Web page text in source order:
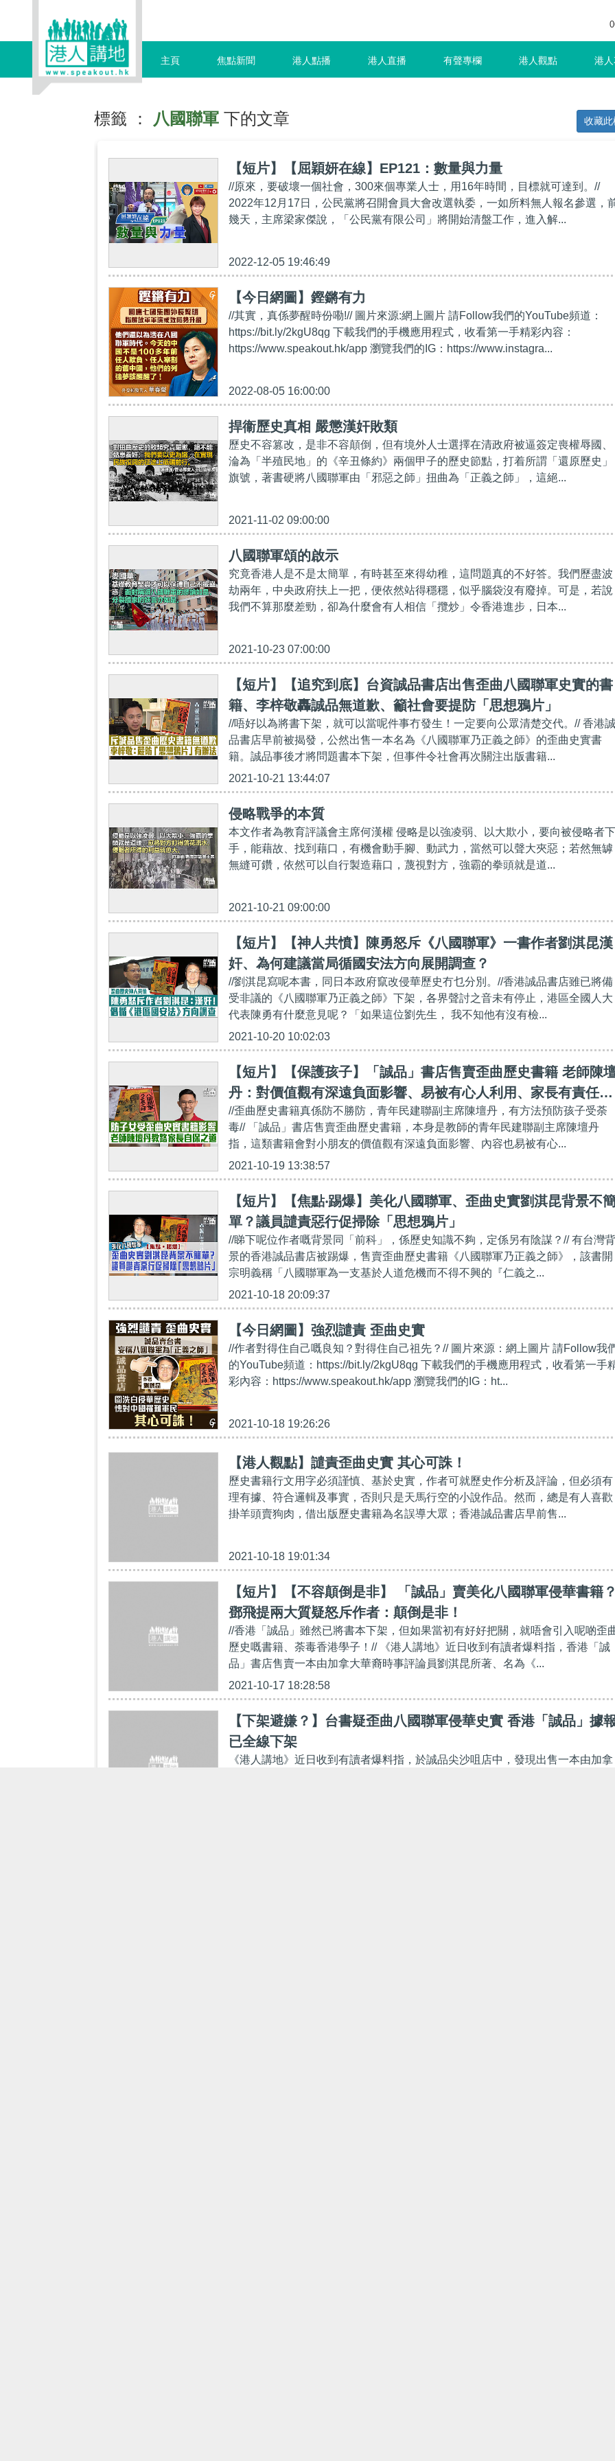
主頁 焦點新聞 港人點播 港人直播 有聲專欄 港人觀點 港
標籤 ： 八國聯軍 下的文章 收藏此
【短片】【屈穎妍在線】EP121：數量與力量
//原來，要破壞一個社會，300來個專業人士，用16年時間，目標就可達到。//
2022年12月17日，公民黨將召開會員大會改選執委，一如所料無人報名參選，
幾天，主席梁家傑說，「公民黨有限公司」將開始清盤工作，進入解...
2022-12-05 19:46:49
【今日網圖】鏗鏘有力
//其實，真係夢醒時份嘞!// 圖片來源:網上圖片 請Follow我們的YouTube頻道：
https://bit.ly/2kgU8qg 下載我們的手機應用程式，收看第一手精彩內容：
https://www.speakout.hk/app 瀏覽我們的IG：https://www.instagra...
2022-08-05 16:00:00
捍衞歷史真相 嚴懲漢奸敗類
歷史不容篡改，是非不容顛倒，但有境外人士選擇在清政府被逼簽定喪權辱國、
淪為「半殖民地」的《辛丑條約》兩個甲子的歷史節點，打着所謂「還原歷史」
旗號，著書硬將八國聯軍由「邪惡之師」扭曲為「正義之師」，這絕...
2021-11-02 09:00:00
八國聯軍頌的啟示
究竟香港人是不是太簡單，有時甚至來得幼稚，這問題真的不好答。我們歷盡波
劫兩年，中央政府扶上一把，便依然站得穩穩，似乎腦袋沒有廢掉。可是，若說
我們不算那麼差勁，卻為什麼會有人相信「攬炒」令香港進步，日本...
2021-10-23 07:00:00
【短片】【追究到底】台資誠品書店出售歪曲八國聯軍史實的書
籍、李梓敬轟誠品無道歉、籲社會要提防「思想鴉片」
//唔好以為將書下架，就可以當呢件事冇發生！一定要向公眾清楚交代。// 香港誠
品書店早前被揭發，公然出售一本名為《八國聯軍乃正義之師》的歪曲史實書
籍。誠品事後才將問題書本下架，但事件令社會再次關注出版書籍...
2021-10-21 13:44:07
侵略戰爭的本質
本文作者為教育評議會主席何漢權 侵略是以強凌弱、以大欺小，要向被侵略者下
手，能藉故、找到藉口，有機會動手腳、動武力，當然可以聲大夾惡；若然無罅
無縫可鑽，依然可以自行製造藉口，蔑視對方，強霸的拳頭就是道...
2021-10-21 09:00:00
【短片】【神人共憤】陳勇怒斥《八國聯軍》一書作者劉淇昆漢
奸、為何建議當局循國安法方向展開調查？
//劉淇昆寫呢本書，同日本政府竄改侵華歷史冇乜分別。//香港誠品書店雖已將備
受非議的《八國聯軍乃正義之師》下架，各界聲討之音未有停止，港區全國人大
代表陳勇有什麼意見呢？「如果這位劉先生， 我不知他有沒有檢...
2021-10-20 10:02:03
【短片】【保護孩子】「誠品」書店售賣歪曲歷史書籍 老師陳
丹：對價值觀有深遠負面影響、易被有心人利用、家長有責任向
小朋友解釋客觀歷史事實
//歪曲歷史書籍真係防不勝防，青年民建聯副主席陳壇丹，有方法預防孩子受荼
毒// 「誠品」書店售賣歪曲歷史書籍，本身是教師的青年民建聯副主席陳壇丹
指，這類書籍會對小朋友的價值觀有深遠負面影響、內容也易被有心...
2021-10-19 13:38:57
【短片】【焦點‧踢爆】美化八國聯軍、歪曲史實劉淇昆背景不
單？議員譴責惡行促掃除「思想鴉片」
//睇下呢位作者嘅背景同「前科」，係歷史知識不夠，定係另有陰謀？// 有台灣背
景的香港誠品書店被踢爆，售賣歪曲歷史書籍《八國聯軍乃正義之師》，該書開
宗明義稱「八國聯軍為一支基於人道危機而不得不興的『仁義之...
2021-10-18 20:09:37
【今日網圖】強烈譴責 歪曲史實
//作者對得住自己嘅良知？對得住自己祖先？// 圖片來源：網上圖片 請Follow我
的YouTube頻道：https://bit.ly/2kgU8qg 下載我們的手機應用程式，收看第一手
彩內容：https://www.speakout.hk/app 瀏覽我們的IG：ht...
2021-10-18 19:26:26
【港人觀點】譴責歪曲史實 其心可誅！
歷史書籍行文用字必須謹慎、基於史實，作者可就歷史作分析及評論，但必須有
理有據、符合邏輯及事實，否則只是天馬行空的小說作品。然而，總是有人喜歡
掛羊頭賣狗肉，借出版歷史書籍為名誤導大眾；香港誠品書店早前售...
2021-10-18 19:01:34
【短片】【不容顛倒是非】 「誠品」賣美化八國聯軍侵華書籍
鄧飛提兩大質疑怒斥作者：顛倒是非！
//香港「誠品」雖然已將書本下架，但如果當初有好好把關，就唔會引入呢啲歪
歷史嘅書籍、荼毒香港學子！// 《港人講地》近日收到有讀者爆料指，香港「誠
品」書店售賣一本由加拿大華裔時事評論員劉淇昆所著、名為《...
2021-10-17 18:28:58
【下架避嫌？】台書疑歪曲八國聯軍侵華史實 香港「誠品」據
已全線下架
《港人講地》近日收到有讀者爆料指，於誠品尖沙咀店中，發現出售一本由加拿